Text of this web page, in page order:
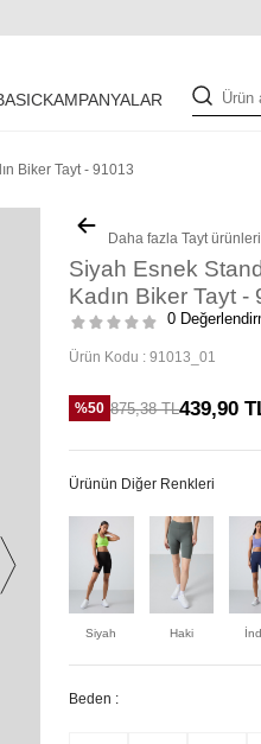
KAMPANYALAR
Biker Tayt - 91013
Daha fazla Taytürünleri
Siyah Esnek
Kadın Biker Tayt -
0
Ürün Kodu : 91013_01
%50 875,38TL439,90
Ürünün Diğer Renkleri
Siyah Haki
Beden :